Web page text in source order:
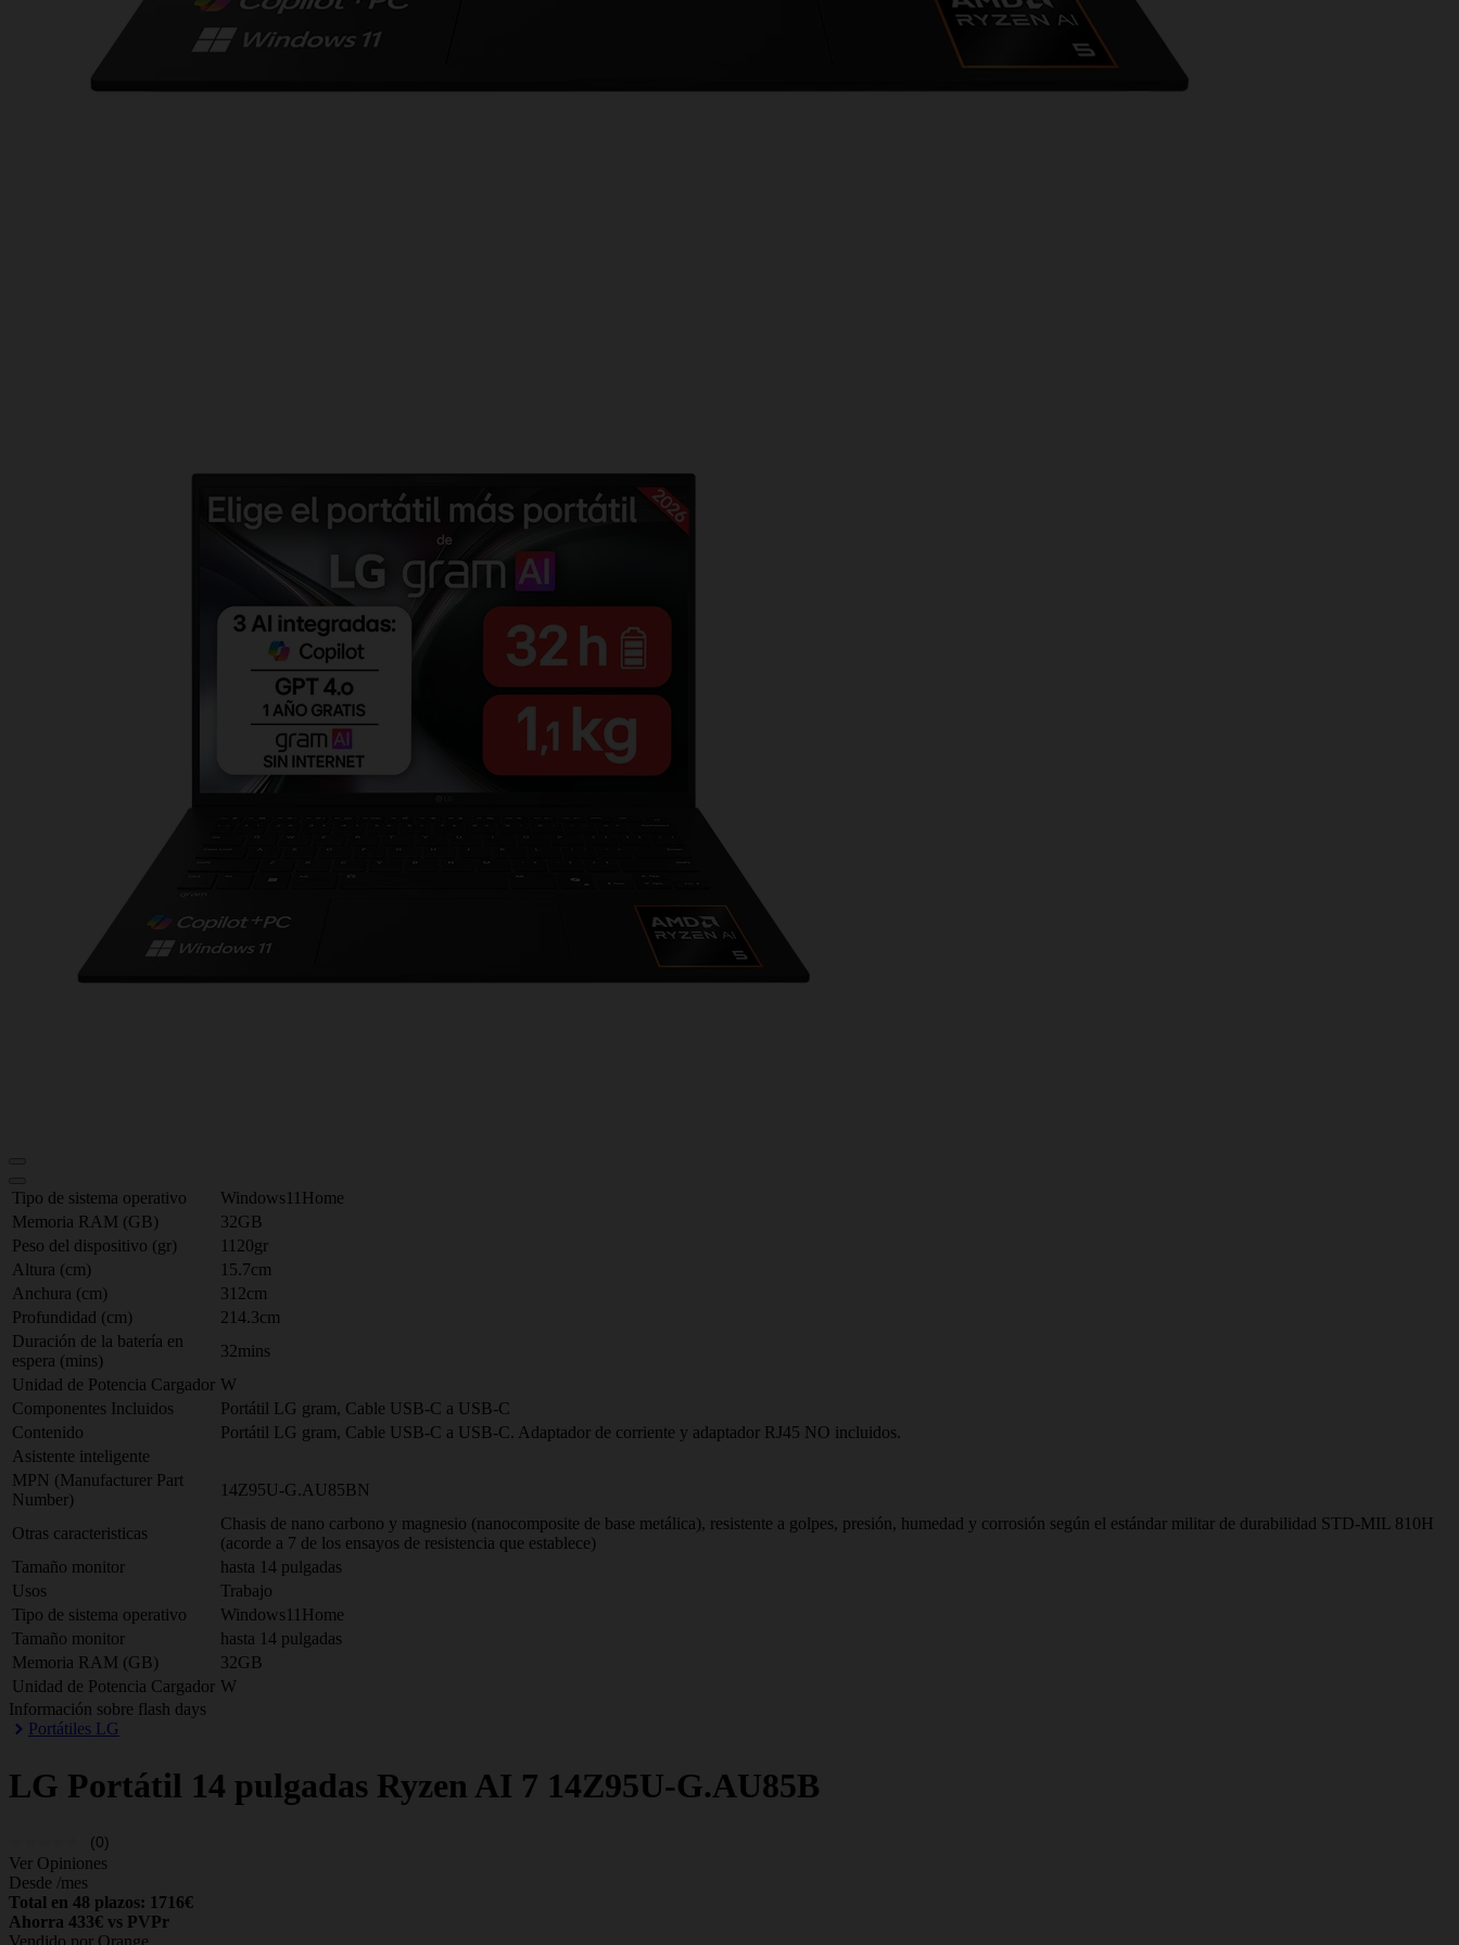
Tipo de sistema operativo
Windows11Home
Memoria RAM (GB)
32GB
Peso del dispositivo (gr)
1120gr
Altura (cm)
15.7cm
Anchura (cm)
312cm
Profundidad (cm)
214.3cm
Duración de la batería en
espera (mins)
32mins
Unidad de Potencia Cargador W
Componentes Incluidos
Portátil LG gram, Cable USB-C a USB-C
Contenido
Portátil LG gram, Cable USB-C a USB-C. Adaptador de corriente y adaptador RJ45 NO incluidos.
Asistente inteligente
MPN (Manufacturer Part
Number)
14Z95U-G.AU85BN
Otras caracteristicas
Chasis de nano carbono y magnesio (nanocomposite de base metálica), resistente a golpes, presión, humedad y corrosión según el estándar militar de durabilidad STD-MIL 810H
(acorde a 7 de los ensayos de resistencia que establece)
Tamaño monitor
hasta 14 pulgadas
Usos
Trabajo
Tipo de sistema operativo
Windows11Home
Tamaño monitor
hasta 14 pulgadas
Memoria RAM (GB)
32GB
Unidad de Potencia Cargador W
Información sobre flash days
Portátiles LG
LG Portátil 14 pulgadas Ryzen AI 7 14Z95U-G.AU85B
(0)
Ver Opiniones
Desde /mes
Total en 48 plazos: 1716€
Ahorra 433€ vs PVPr
Vendido por Orange